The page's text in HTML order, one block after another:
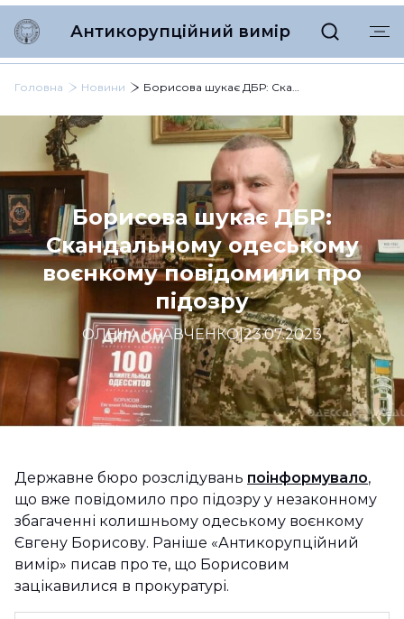
Антикорупційний вимір
Головна Новини Борисова шукає ДБР: Скандальному одеському воєнкому повідомили про підозру
Борисова шукає ДБР:
Скандальному одеському
воєнкому повідомили про
підозру
ОЛЕНА КРАВЧЕНКО|23.07.2023
Державне бюро розслідувань поінформувало,
що вже повідомило про підозру у незаконному
збагаченні колишньому одеському воєнкому
Євгену Борисову. Раніше «Антикорупційний
вимір» писав про те, що Борисовим
зацікавилися в прокуратурі.